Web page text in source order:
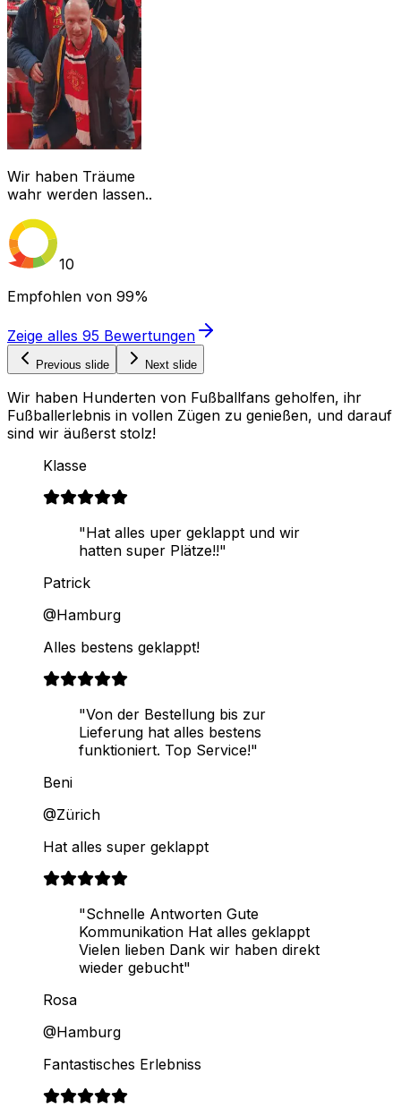
Wir haben Träume
wahr werden lassen..
10
Empfohlen von 99%
Zeige alles 95 Bewertungen
Previous slide Next slide
Wir haben Hunderten von Fußballfans geholfen, ihr
Fußballerlebnis in vollen Zügen zu genießen, und darauf
sind wir äußerst stolz!
Klasse
"Hat alles uper geklappt und wir
hatten super Plätze!!"
Patrick
@Hamburg
Alles bestens geklappt!
"Von der Bestellung bis zur
Lieferung hat alles bestens
funktioniert. Top Service!"
Beni
@Zürich
Hat alles super geklappt
"Schnelle Antworten Gute
Kommunikation Hat alles geklappt
Vielen lieben Dank wir haben direkt
wieder gebucht"
Rosa
@Hamburg
Fantastisches Erlebniss